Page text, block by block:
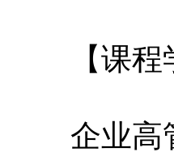
【课程
企业高管